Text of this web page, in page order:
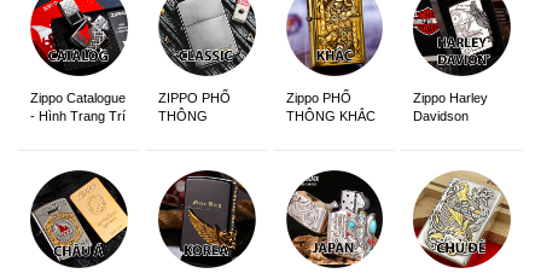
Zippo Catalogue
- Hình Trang Trí
ZIPPO PHỔ
THÔNG
Zippo PHỔ
THÔNG KHẮC
Zippo Harley
Davidson